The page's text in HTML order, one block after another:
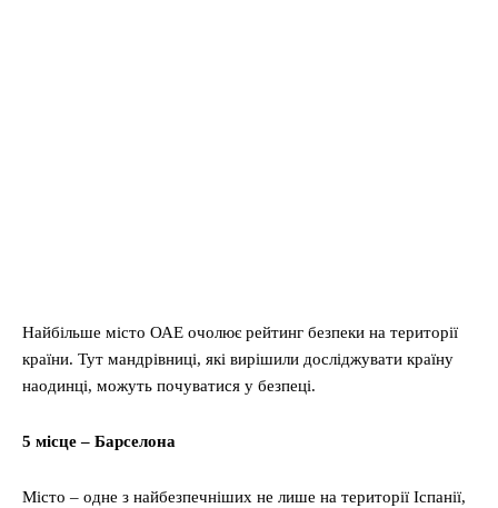
Найбільше місто ОАЕ очолює рейтинг безпеки на території
країни. Тут мандрівниці, які вирішили досліджувати країну
наодинці, можуть почуватися у безпеці.
5 місце – Барселона
Місто – одне з найбезпечніших не лише на території Іспанії,